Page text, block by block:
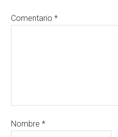
Comentario*
Nombre*